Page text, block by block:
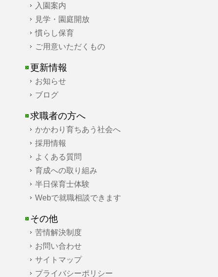
入園案内
見学・園庭開放
慣らし保育
ご用意いただくもの
更新情報
お知らせ
ブログ
求職者の方へ
かかわり育ちあう社会へ
採用情報
よくある質問
育成への取り組み
半日保育士体験
Webで就職相談できます
その他
苦情解決制度
お問い合わせ
サイトマップ
プライバシーポリシー